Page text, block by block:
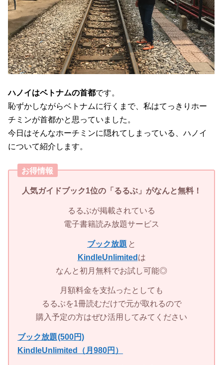
ハノイはベトナムの首都です。
恥ずかしながらベトナムに行くまで、私はてっきりホー
チミンが首都かと思っていました。
今日はそんなホーチミンに隠れてしまっている、ハノイ
について紹介します。
お得情報
人気ガイドブック1位の「 るるぶ」 がなんと無料！
るるぶが掲載されている
電子書籍読み放題サービス
ブック放題 と
KindleUnlimited は
なんと初月無料でお試し可能◎
月額料金を支払ったとしても
るるぶを1冊読むだけで元が取れるので
購入予定の方はぜひ活用してみてください
ブック放題(500円)
KindleUnlimited（月980円）